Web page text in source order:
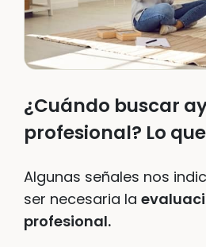
¿Cuándo buscar
profesional? Lo
Algunas señales nos
ser necesaria la
profesional.